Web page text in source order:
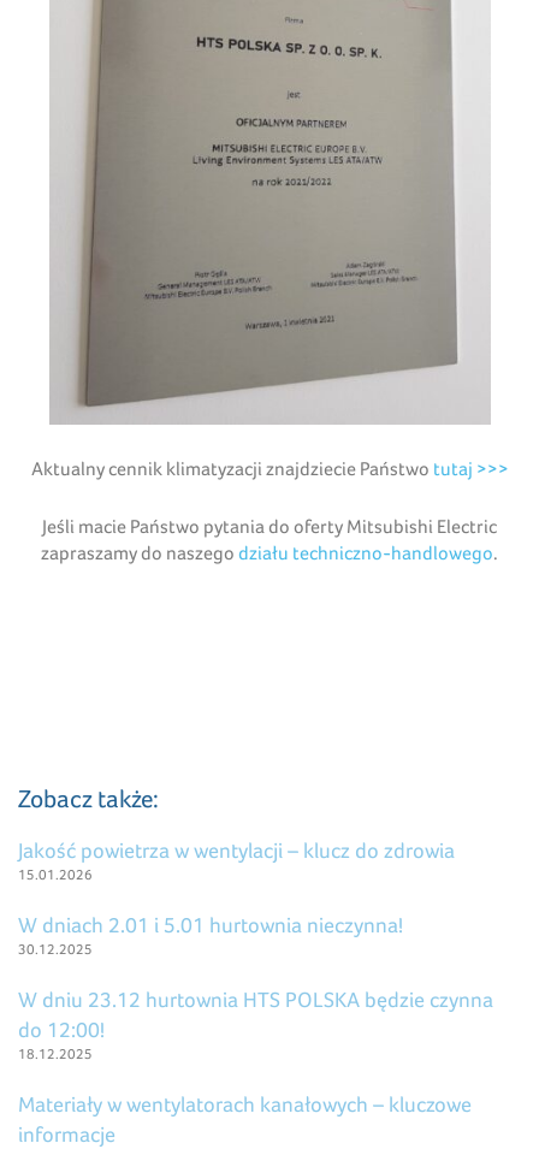
Aktualny cennik klimatyzacji znajdziecie Państwo tutaj >>>
Jeśli macie Państwo pytania do oferty Mitsubishi Electric
zapraszamy do naszego działu techniczno-handlowego.
Zobacz także:
Jakość powietrza w wentylacji – klucz do zdrowia
15.01.2026
W dniach 2.01 i 5.01 hurtownia nieczynna!
30.12.2025
W dniu 23.12 hurtownia HTS POLSKA będzie czynna
do 12:00!
18.12.2025
Materiały w wentylatorach kanałowych – kluczowe
informacje